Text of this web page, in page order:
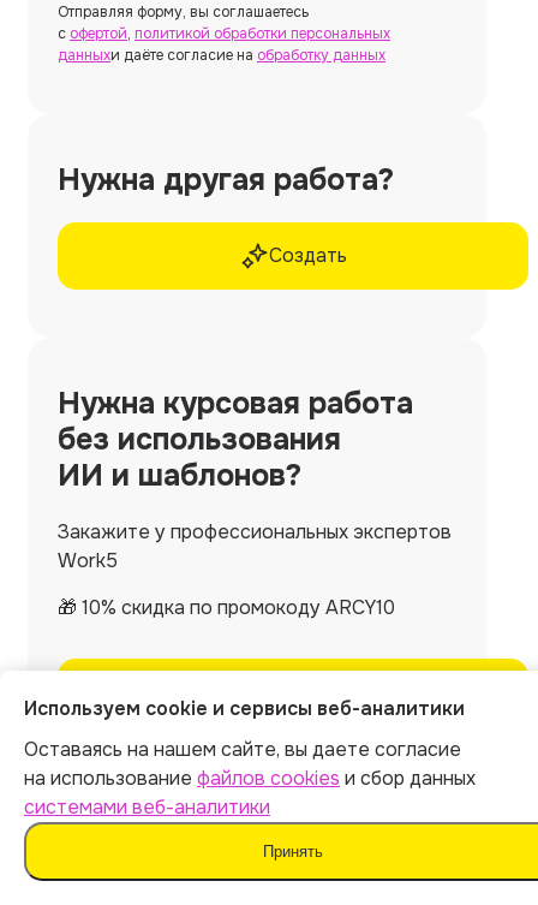
Отправляя форму, вы соглашаетесь
с офертой, политикой обработки персональных
данныхи даёте согласие на обработку данных
Нужна другая работа?
Создать
Нужна курсовая работа
без использования
ИИ и шаблонов?
Закажите у профессиональных экспертов
Work5
🎁 10% скидка по промокоду ARCY10
Используем cookie и сервисы веб-аналитики
Оставаясь на нашем сайте, вы даете согласие
на использование файлов cookies и сбор данных
системами веб-аналитики
Принять